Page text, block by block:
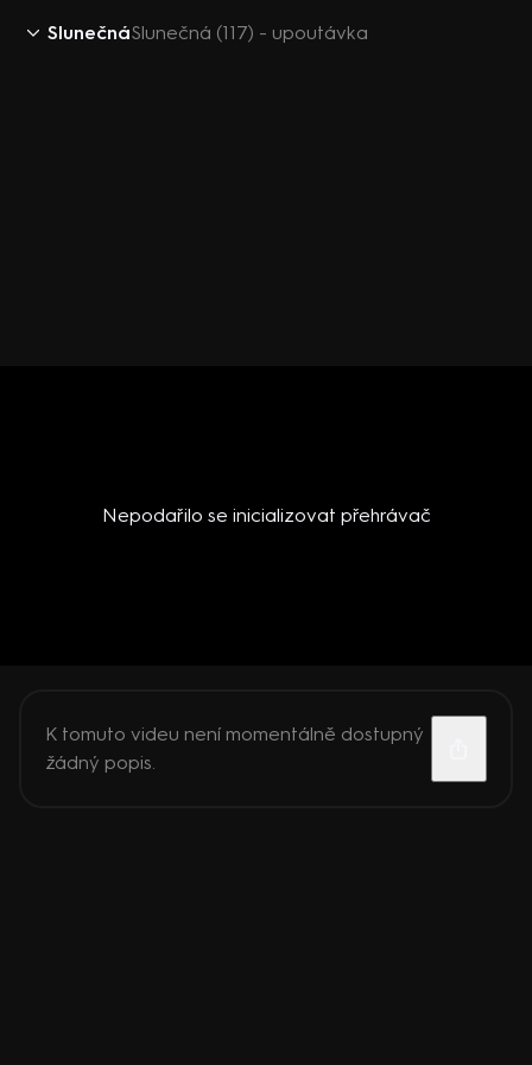
SlunečnáSlunečná (117) - upoutávka
Nepodařilo se inicializovat přehrávač
K tomuto videu není momentálně dostupný
žádný popis.